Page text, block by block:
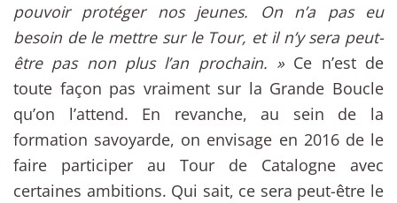
pouvoir protéger nos jeunes. On n’a pas eu
besoin de le mettre sur le Tour, et il n’y sera peut-
être pas non plus l’an prochain. » Ce n’est de
toute façon pas vraiment sur la Grande Boucle
qu’on l’attend. En revanche, au sein de la
formation savoyarde, on envisage en 2016 de le
faire participer au Tour de Catalogne avec
certaines ambitions. Qui sait, ce sera peut-être le